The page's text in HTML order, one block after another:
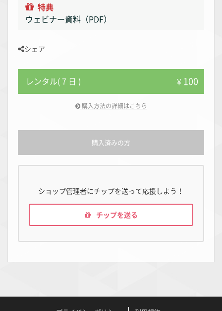
特典
ウェビナー資料（PDF）
シェア
レンタル( 7 日 ) ¥ 100
購入方法の詳細はこちら
購入済みの方
ショップ管理者にチップを送って応援しよう！
チップを送る